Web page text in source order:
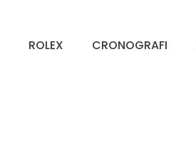
ROLEX CRONOGRAFI